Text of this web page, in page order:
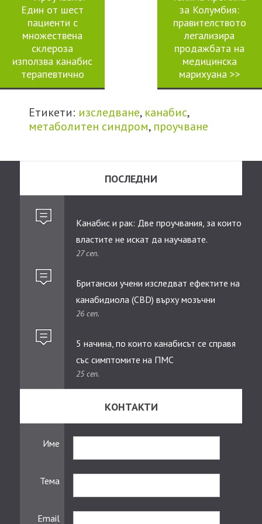
Един от шест
пациенти с
множествена
склероза
използва канабис
терапевтично
за Колумбия:
правителството
легализира
продажбата на
медицинска
марихуана >>
Етикети: изследване, канабис,
метаболитен синдром, проучване
ПОСЛЕДНИ
Канабис и рак: Две проучвания, за които
властите не искат да научавате.
27 сеп.
Британски учени изследват ефектите на
канабидиолa (CBD) върху мозъчни
тумори при деца
26 сеп.
5 начина, по които канабисът се справя
със симптомите на ПМС
25 сеп.
КОНТАКТИ
Име
Тема
Email